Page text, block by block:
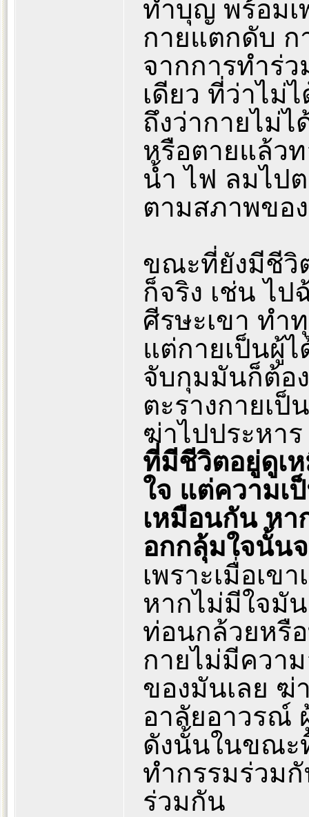
ทำบุญ พร้อมเ
กายแตกดับ ก
จากการทำร่
เดียว ที่ว่าไม่
ถึงว่ากายไม่ไ
หรือตายแล้ว
น้ำ ไฟ ลมไป
ตามสภาพขอ
ขณะที่ยังมีชีวิ
ก็จริง เช่น ไป
ศีรษะเขา ทำ
แต่กายเป็นผู้
จับกุมมันก็ต้อ
ตะรางกายเป็
ฆ่าไปประหา
ที่มีชีวิตอยู่ดูเ
ใจ แต่ความเ
เหมือนกัน หา
อกกลุ้มใจนั้น
เพราะเมื่อเข
หากไม่มีใจมั
ท่อนกล้วยหรื
กายไม่มีควา
ของมันเลย ฆ่
อาลัยอาวรณ์
ดังนั้นในขณะ
ทำกรรมร่วม
ร่วมกัน